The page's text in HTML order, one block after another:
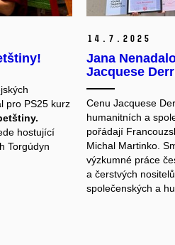
pro PS25 kurz
.
hostující
Torgúdyn
14. 7. 2025
Jana
Jacquese
Cenu Jacquese
humanitních a
pořádají
Michal Martinko.
výzkumné práce
a čerstvých
společenských a